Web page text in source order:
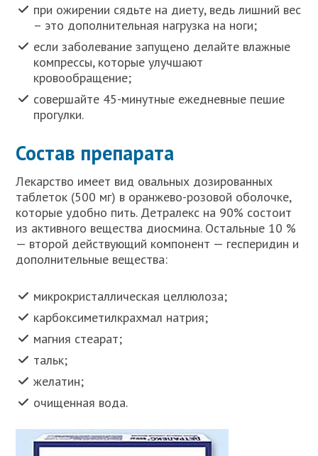
при ожирении сядьте на диету, ведь лишний вес
– это дополнительная нагрузка на ноги;
если заболевание запущено делайте влажные
компрессы, которые улучшают
кровообращение;
совершайте 45-минутные ежедневные пешие
прогулки.
Состав препарата
Лекарство имеет вид овальных дозированных
таблеток (500 мг) в оранжево-розовой оболочке,
которые удобно пить. Детралекс на 90% состоит
из активного вещества диосмина. Остальные 10 %
— второй действующий компонент — гесперидин и
дополнительные вещества:
микрокристаллическая целлюлоза;
карбоксиметилкрахмал натрия;
магния стеарат;
тальк;
желатин;
очищенная вода.